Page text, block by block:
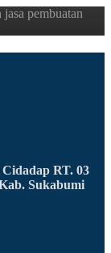
pembuatan
RT. 03
Sukabumi